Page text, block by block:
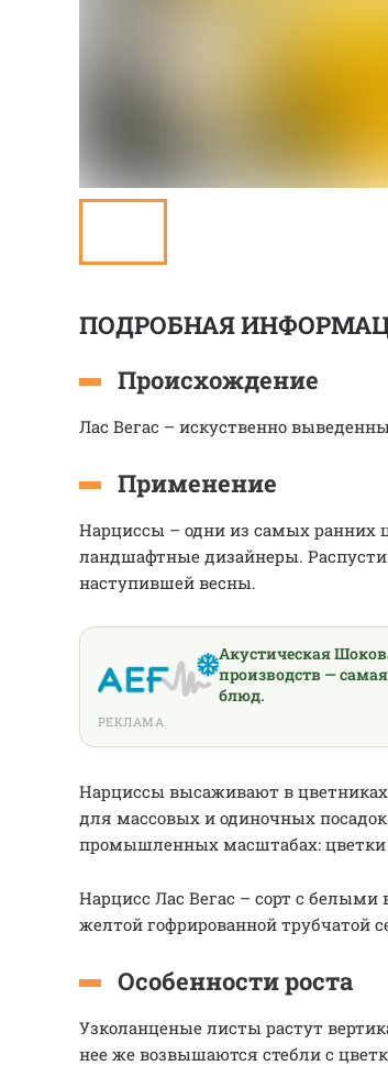
ПОДРОБНАЯ
Происхождение
Лас Вегас – искуственно
Применение
Нарциссы – одни из самых ранних
ландшафтные дизайнеры.
наступившей весны.
Акустическая
производств —
блюд.
РЕКЛАМА
Нарциссы высаживают в
для массовых и одиночных
промышленных масштабах: цветки
Нарцисс Лас Вегас – сорт с
желтой гофрированной трубчатой
Особенности роста
Узколанценые листы растут
нее же возвышаются стебли с